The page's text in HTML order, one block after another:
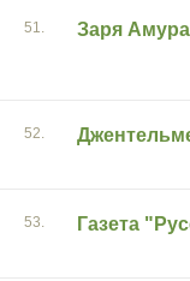
51. Заря
52.
53. Газета